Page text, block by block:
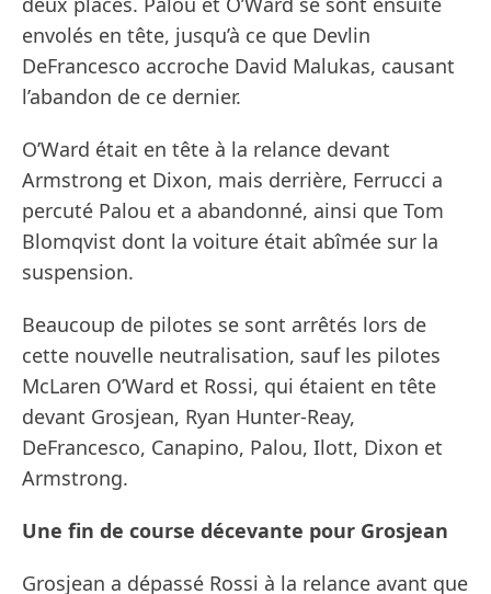
envolés en tête, jusqu’à ce que Devlin
DeFrancesco accroche David Malukas, causant
l’abandon de ce dernier.
O’Ward était en tête à la relance devant
Armstrong et Dixon, mais derrière, Ferrucci a
percuté Palou et a abandonné, ainsi que Tom
Blomqvist dont la voiture était abîmée sur la
suspension.
Beaucoup de pilotes se sont arrêtés lors de
cette nouvelle neutralisation, sauf les pilotes
McLaren O’Ward et Rossi, qui étaient en tête
devant Grosjean, Ryan Hunter-Reay,
DeFrancesco, Canapino, Palou, Ilott, Dixon et
Armstrong.
Une fin de course décevante pour Grosjean
Grosjean a dépassé Rossi à la relance avant que